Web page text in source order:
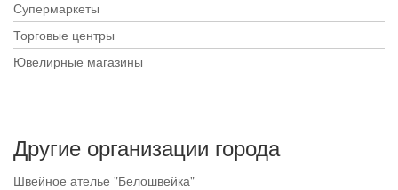
Супермаркеты
Торговые центры
Ювелирные магазины
Другие организации города
Швейное ателье "Белошвейка"